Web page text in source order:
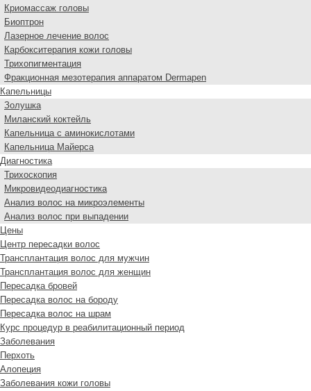
Криомассаж головы
Биоптрон
Лазерное лечение волос
Карбокситерапия кожи головы
Трихопигментация
Фракционная мезотерапия аппаратом Dermapen
Капельницы
Золушка
Миланский коктейль
Капельница с аминокислотами
Капельница Майерса
Диагностика
Трихоскопия
Микровидеодиагностика
Анализ волос на микроэлементы
Анализ волос при выпадении
Цены
Центр пересадки волос
Трансплантация волос для мужчин
Трансплантация волос для женщин
Пересадка бровей
Пересадка волос на бороду
Пересадка волос на шрам
Курс процедур в реабилитационный период
Заболевания
Перхоть
Алопеция
Заболевания кожи головы